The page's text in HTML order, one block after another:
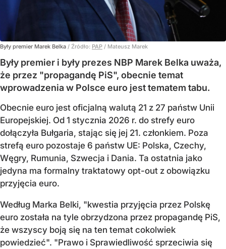
Były premier Marek Belka / Źródło: PAP / Mateusz Marek
Były premier i były prezes NBP Marek Belka uważa,
że przez "propagandę PiS", obecnie temat
wprowadzenia w Polsce euro jest tematem tabu.
Obecnie euro jest oficjalną walutą 21 z 27 państw Unii
Europejskiej. Od 1 stycznia 2026 r. do strefy euro
dołączyła Bułgaria, stając się jej 21. członkiem. Poza
strefą euro pozostaje 6 państw UE: Polska, Czechy,
Węgry, Rumunia, Szwecja i Dania. Ta ostatnia jako
jedyna ma formalny traktatowy opt-out z obowiązku
przyjęcia euro.
Według Marka Belki, "kwestia przyjęcia przez Polskę
euro została na tyle obrzydzona przez propagandę PiS,
że wszyscy boją się na ten temat cokolwiek
powiedzieć". "Prawo i Sprawiedliwość sprzeciwia się